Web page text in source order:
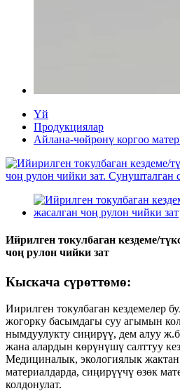
Үй
Продукциялар
Айлана-чөйрөнү коргоо
Ийрилген токулбаган кездеме/
чоң рулон чийки зат
Кыскача сүрөттөмө:
Иирилген токулбаган кездемелер
жогорку басымдагы суу агымын
нымдуулукту сиңирүү, дем алуу
жана алардын көрүнүшү салттуу
Медициналык, экологиялык жактан
материалдарда, сиңирүүчү өзөк
колдонулат.